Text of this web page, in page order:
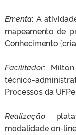
Ementa: A
mapeamento de
Conhecimento
Facilitador: Milton
técnico-
Processos da
Realização:
modalidade on-